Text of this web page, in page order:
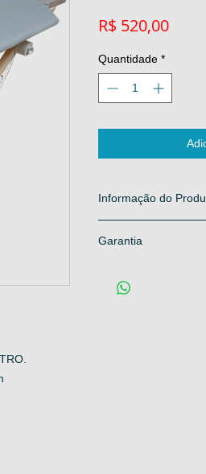
R$ 520,00Preço
Quantidade *
Informação do
Tampo (prancha) em
Porta ferro em chapa
Garantia